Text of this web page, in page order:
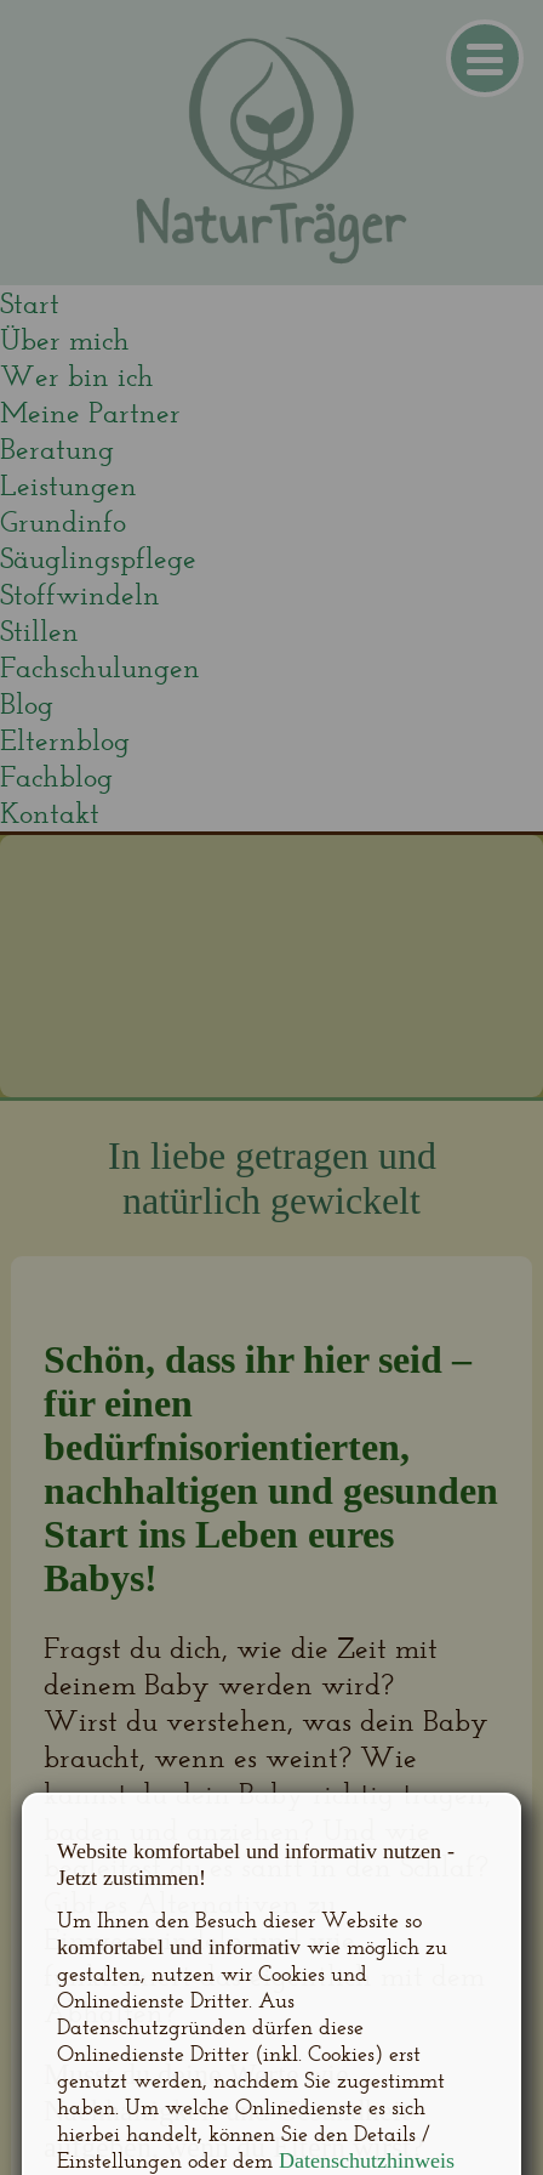
Start
Über mich
Wer bin ich
Meine Partner
Beratung
Leistungen
Grundinfo
Säuglingspflege
Stoffwindeln
Stillen
Fachschulungen
Blog
Elternblog
Fachblog
Kontakt
In liebe getragen und
natürlich gewickelt
Schön, dass ihr hier seid –
für einen
bedürfnisorientierten,
nachhaltigen und gesunden
Start ins Leben eures
Babys!
Fragst du dich, wie die Zeit mit
deinem Baby werden wird?
Wirst du verstehen, was dein Baby
braucht, wenn es weint? Wie
kannst du dein Baby richtig tragen,
begleitest du es sanft in den Schlaf?
Gibt es Alternativen zu
Einwegwindeln und wie
funktioniert das eigentlich mit dem
Abhalten?
Musst du deine Werte wie
Nachhaltigkeit und Gesundheit
aufgeben, wenn du Eltern wirst?
Website komfortabel und informativ nutzen -
Jetzt zustimmen!
Um Ihnen den Besuch dieser Website so
komfortabel und informativ wie möglich zu
gestalten, nutzen wir Cookies und
Onlinedienste Dritter. Aus
Datenschutzgründen dürfen diese
Onlinedienste Dritter (inkl. Cookies) erst
genutzt werden, nachdem Sie zugestimmt
haben. Um welche Onlinedienste es sich
hierbei handelt, können Sie den Details /
Einstellungen oder dem Datenschutzhinweis